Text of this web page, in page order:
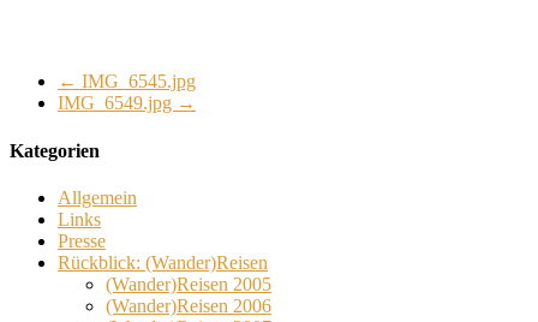
← IMG_6545.jpg
IMG_6549.jpg →
Kategorien
Allgemein
Links
Presse
Rückblick: (Wander)Reisen
(Wander)Reisen 2005
(Wander)Reisen 2006